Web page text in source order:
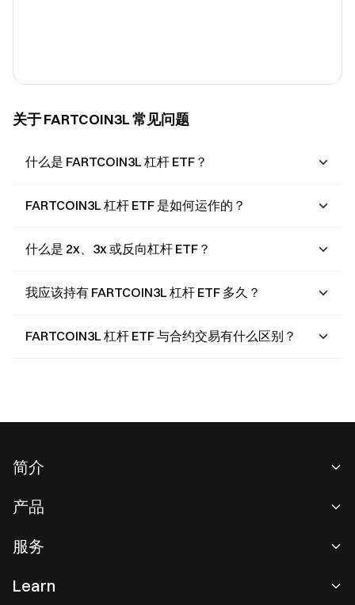
关于 FARTCOIN3L 常见问题
什么是 FARTCOIN3L 杠杆 ETF？
FARTCOIN3L 杠杆 ETF 是如何运作的？
什么是 2x、3x 或反向杠杆 ETF？
我应该持有 FARTCOIN3L 杠杆 ETF 多久？
FARTCOIN3L 杠杆 ETF 与合约交易有什么区别？
简介
新闻中心
产品
现货交易
服务
Learn